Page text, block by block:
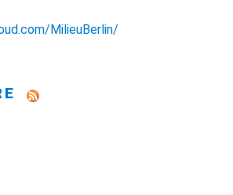
MilieuBerlin/